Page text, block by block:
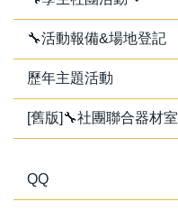
🔧活動報備&場地登記
歷年主題活動
[舊版]🔧社團聯合器材室
QQ